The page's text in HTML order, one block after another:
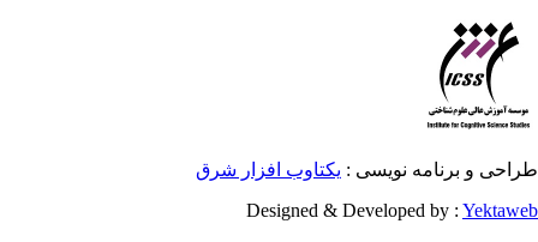
و برنامه نویسی : یکتاوب افزار شرق
Designed & Developed by :